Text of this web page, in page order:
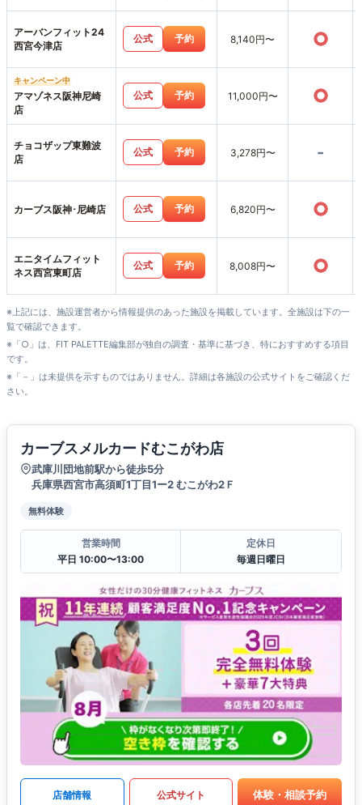
アーバンフィット24
西宮今津店
公式 予約 8,140円〜 ○
キャンペーン中
アマゾネス阪神尼崎
店
公式 予約 11,000円〜 ○
チョコザップ東難波
店
公式 予約 3,278円〜 -
カーブス阪神･尼崎店 公式 予約 6,820円〜 ○
エニタイムフィット
ネス西宮東町店
公式 予約 8,008円〜 ○
※上記には、施設運営者から情報提供のあった施設を掲載しています。全施設は下の一
覧で確認できます。
※「○」は、FIT PALETTE編集部が独自の調査・基準に基づき、特におすすめする項目
です。
※「－」は未提供を示すものではありません。詳細は各施設の公式サイトをご確認くだ
さい。
カーブスメルカードむこがわ店
武庫川団地前駅から徒歩5分
兵庫県西宮市高須町1丁目1ー2 むこがわ2Ｆ
無料体験
営業時間
平日 10:00〜13:00
定休日
毎週日曜日
店舗情報 公式サイト 体験・相談予約